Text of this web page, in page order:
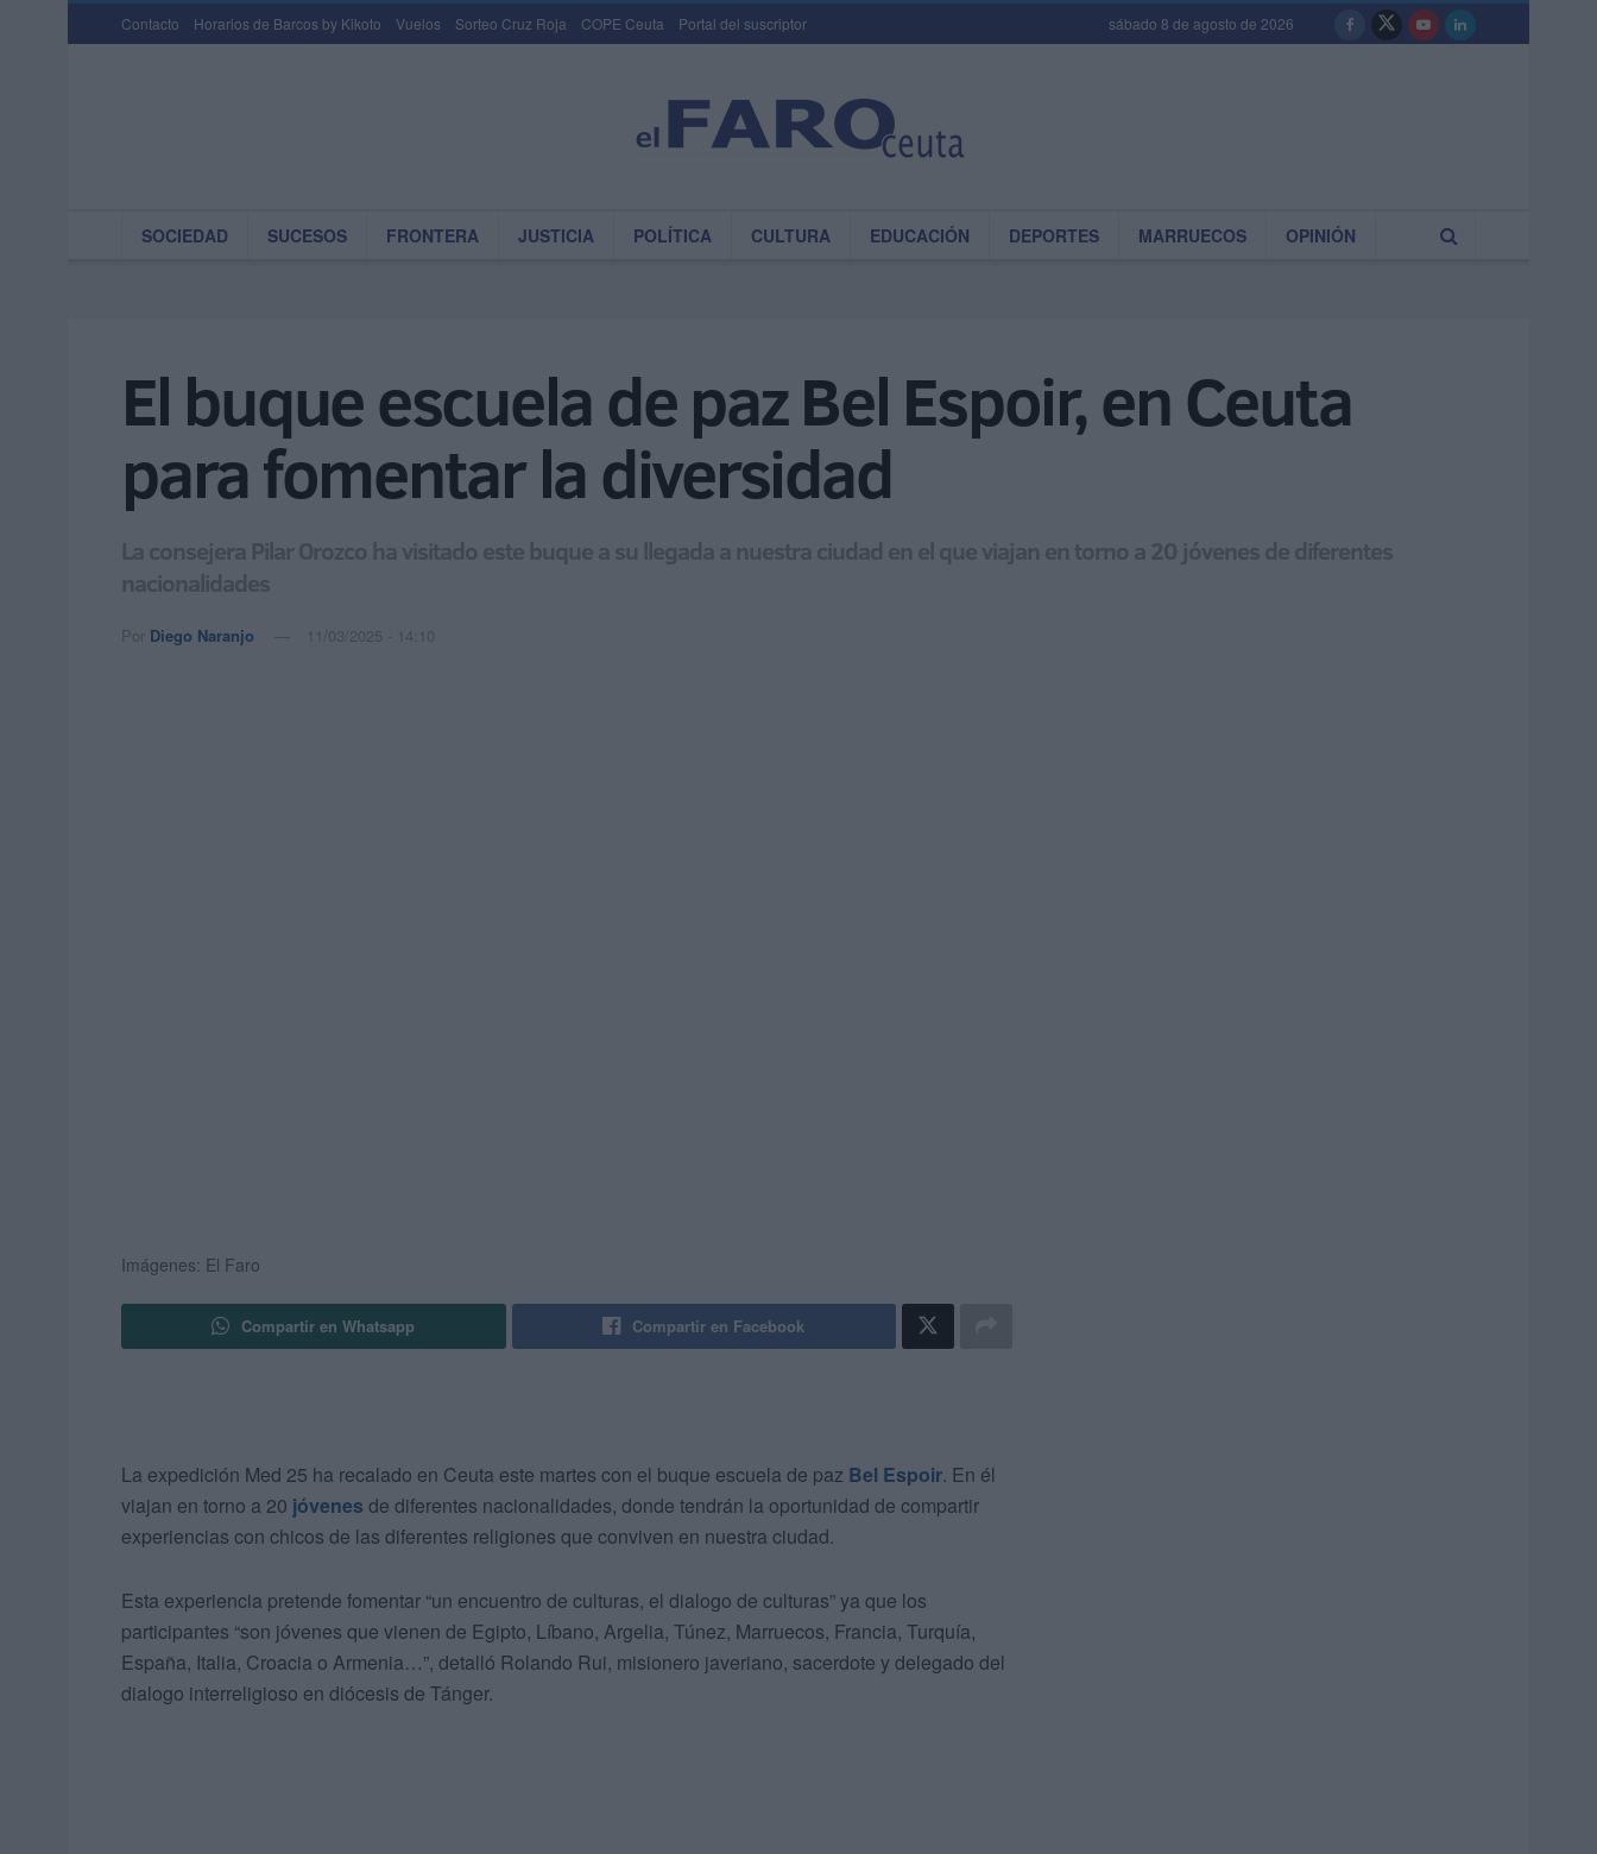
Contacto Horarios de Barcos by Kikoto Vuelos Sorteo Cruz Roja COPE Ceuta Portal del suscriptor sábado 8 de agosto de 2026
SOCIEDAD SUCESOS FRONTERA JUSTICIA POLÍTICA CULTURA EDUCACIÓN DEPORTES MARRUECOS OPINIÓN
El buque escuela de paz Bel Espoir, en Ceuta
para fomentar la diversidad
La consejera Pilar Orozco ha visitado este buque a su llegada a nuestra ciudad en el que viajan en torno a 20 jóvenes de diferentes
nacionalidades
Por Diego Naranjo 11/03/2025 - 14:10
Imágenes: El Faro
Compartir en Whatsapp Compartir en Facebook
La expedición Med 25 ha recalado en Ceuta este martes con el buque escuela de paz Bel Espoir. En él
viajan en torno a 20 jóvenes de diferentes nacionalidades, donde tendrán la oportunidad de compartir
experiencias con chicos de las diferentes religiones que conviven en nuestra ciudad.
Esta experiencia pretende fomentar “un encuentro de culturas, el dialogo de culturas” ya que los
participantes “son jóvenes que vienen de Egipto, Líbano, Argelia, Túnez, Marruecos, Francia, Turquía,
España, Italia, Croacia o Armenia…”, detalló Rolando Rui, misionero javeriano, sacerdote y delegado del
dialogo interreligioso en diócesis de Tánger.